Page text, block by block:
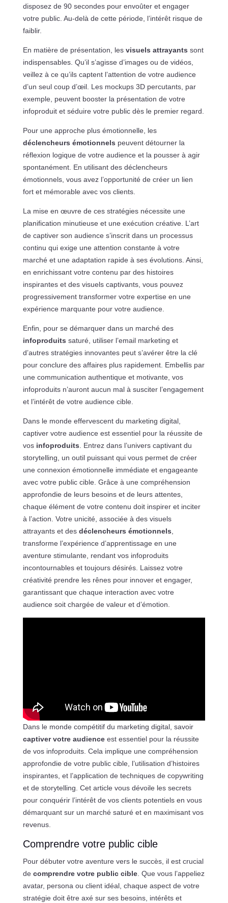
disposez de 90 secondes pour envoûter et engager
votre public. Au-delà de cette période, l’intérêt risque de
faiblir.
En matière de présentation, les visuels attrayants sont
indispensables. Qu’il s’agisse d’images ou de vidéos,
veillez à ce qu’ils captent l’attention de votre audience
d’un seul coup d’œil. Les mockups 3D percutants, par
exemple, peuvent booster la présentation de votre
infoproduit et séduire votre public dès le premier regard.
Pour une approche plus émotionnelle, les
déclencheurs émotionnels peuvent détourner la
réflexion logique de votre audience et la pousser à agir
spontanément. En utilisant des déclencheurs
émotionnels, vous avez l’opportunité de créer un lien
fort et mémorable avec vos clients.
La mise en œuvre de ces stratégies nécessite une
planification minutieuse et une exécution créative. L’art
de captiver son audience s’inscrit dans un processus
continu qui exige une attention constante à votre
marché et une adaptation rapide à ses évolutions. Ainsi,
en enrichissant votre contenu par des histoires
inspirantes et des visuels captivants, vous pouvez
progressivement transformer votre expertise en une
expérience marquante pour votre audience.
Enfin, pour se démarquer dans un marché des
infoproduits saturé, utiliser l’email marketing et
d’autres stratégies innovantes peut s’avérer être la clé
pour conclure des affaires plus rapidement. Embellis par
une communication authentique et motivante, vos
infoproduits n’auront aucun mal à susciter l’engagement
et l’intérêt de votre audience cible.
Dans le monde effervescent du marketing digital,
captiver votre audience est essentiel pour la réussite de
vos infoproduits . Entrez dans l’univers captivant du
storytelling, un outil puissant qui vous permet de créer
une connexion émotionnelle immédiate et engageante
avec votre public cible. Grâce à une compréhension
approfondie de leurs besoins et de leurs attentes,
chaque élément de votre contenu doit inspirer et inciter
à l’action. Votre unicité, associée à des visuels
attrayants et des déclencheurs émotionnels
transforme l’expérience d’apprentissage en une
aventure stimulante, rendant vos infoproduits
incontournables et toujours désirés. Laissez votre
créativité prendre les rênes pour innover et engager,
garantissant que chaque interaction avec votre
audience soit chargée de valeur et d’émotion.
Dans le monde compétitif du marketing digital, savoir
captiver votre audienceest essentiel pour la réussite
de vos infoproduits. Cela implique une compréhension
approfondie de votre public cible, l’utilisation d’histoires
inspirantes, et l’application de techniques de copywriting
et de storytelling. Cet article vous dévoile les secrets
pour conquérir l’intérêt de vos clients potentiels en vous
démarquant sur un marché saturé et en maximisant vos
revenus.
Comprendre votre public cible
Pour débuter votre aventure vers le succès, il est crucial
de comprendre votre public cible. Que vous l’appeliez
avatar, persona ou client idéal, chaque aspect de votre
stratégie doit être axé sur ses besoins, intérêts et